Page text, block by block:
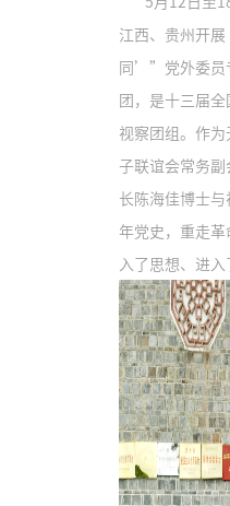
江西、贵州开
同’”党外委员
团，是十三届
视察团组。作
子联谊会常务
长陈海佳博士
年党史，重走
入了思想、进入